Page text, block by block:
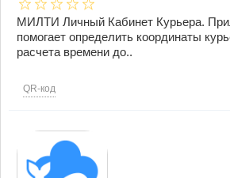
МИЛТИ Личный Кабинет Курьера.
помогает определить координаты
расчета времени до..
QR-код